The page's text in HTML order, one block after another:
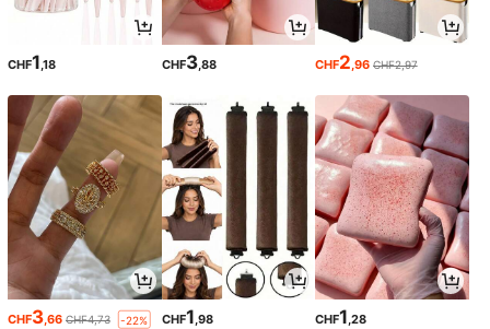
CHF1,18 CHF3,88 CHF2,96 CHF2,97
CHF3 ,66 CHF4,73 -22% CHF1 ,98 CHF1 ,28